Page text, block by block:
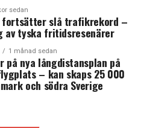
ledord i kommissionens
i augusti 2016. (News
sedan
fortsätter slå trafikrekord –
av tyska fritidsresenärer
1 månad sedan
på nya långdistansplan på
– kan skaps 25 000
och södra Sverige